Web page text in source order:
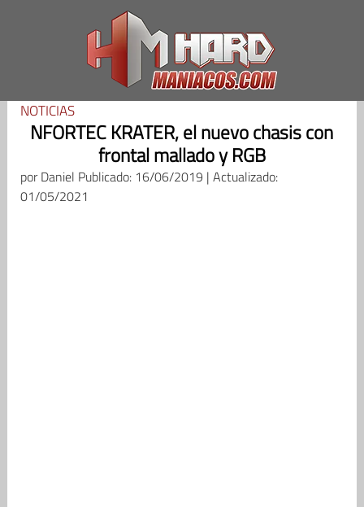
NOTICIAS
NFORTEC KRATER, el nuevo chasis con
frontal mallado y RGB
porDaniel Publicado: 16/06/2019 | Actualizado:
01/05/2021